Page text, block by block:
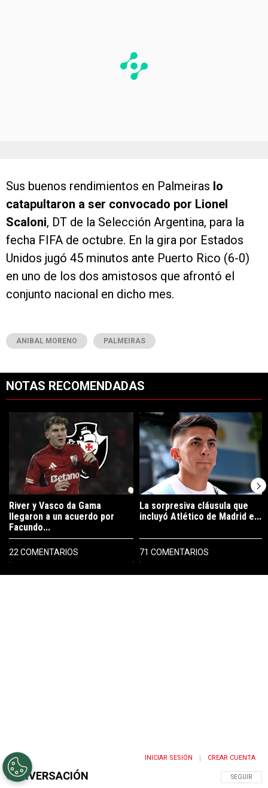
Sus buenos rendimientos en Palmeiras lo
catapultaron a ser convocado por Lionel
Scaloni, DT de la Selección Argentina, para la
fecha FIFA de octubre. En la gira por Estados
Unidos jugó 45 minutos ante Puerto Rico (6-0)
en uno de los dos amistosos que afrontó el
conjunto nacional en dicho mes.
ANIBAL MORENO PALMEIRAS
NOTAS RECOMENDADAS
PUBLICIDAD
Un artículo de tendencia con el título "River y Vasco da Gama
River y Vasco da Gama
llegaron a un acuerdo por
Facundo...
22 COMENTARIOS
Un artículo de tendencia con el
La sorpresiva cláusula que
incluyó Atlético de Madrid e...
71 COMENTARIOS
CONVERSACIÓN SIGA ESTA
SEGUIR
INICIAR SESIÓN | CREAR CUENTA